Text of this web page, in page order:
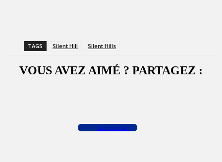
TAGS Silent Hill Silent Hills
VOUS AVEZ AIMÉ ? PARTAGEZ :
Commenter